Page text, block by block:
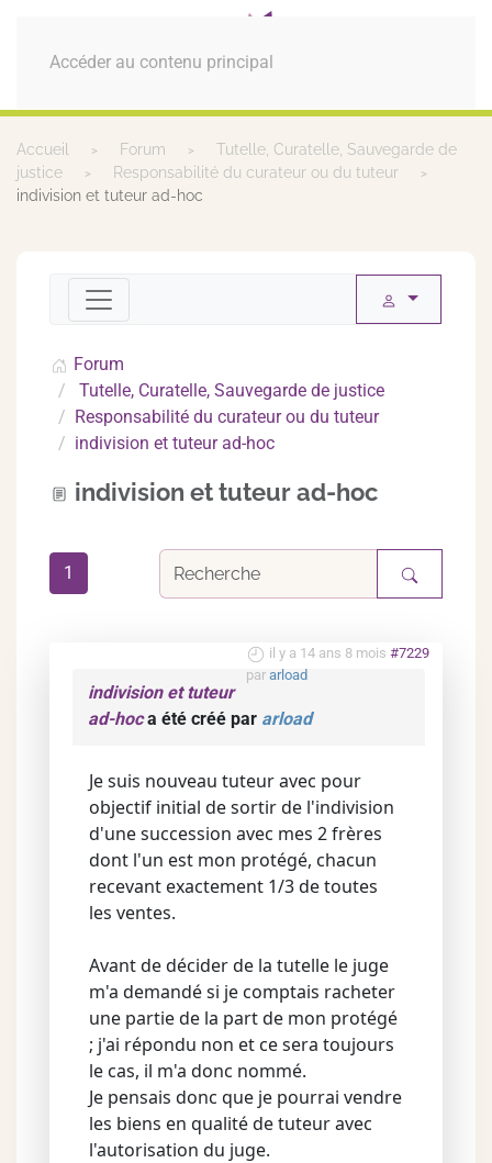
Accéder au contenu principal
MENU
Accueil Forum
Tutelle, Curatelle, Sauvegarde de
justice
Responsabilité du curateur ou du tuteur
indivision et tuteur ad-hoc
Forum
Tutelle, Curatelle, Sauvegarde de justice
Responsabilité du curateur ou du tuteur
indivision et tuteur ad-hoc
indivision et tuteur ad-hoc
1
il y a 14 ans 8 mois #7229
par arload
indivision et tuteur
ad-hoca été créé par arload
Je suis nouveau tuteur avec pour
objectif initial de sortir de l'indivision
d'une succession avec mes 2 frères
dont l'un est mon protégé, chacun
recevant exactement 1/3 de toutes
les ventes.
Avant de décider de la tutelle le juge
m'a demandé si je comptais racheter
une partie de la part de mon protégé
; j'ai répondu non et ce sera toujours
le cas, il m'a donc nommé.
Je pensais donc que je pourrai vendre
les biens en qualité de tuteur avec
l'autorisation du juge.